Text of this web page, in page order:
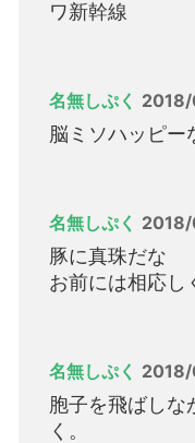
ワ新幹線
名無しぷく
脳ミソハッピー
名無しぷく
豚に真珠だな
お前には相応し
名無しぷく
胞子を飛ばしな
く。